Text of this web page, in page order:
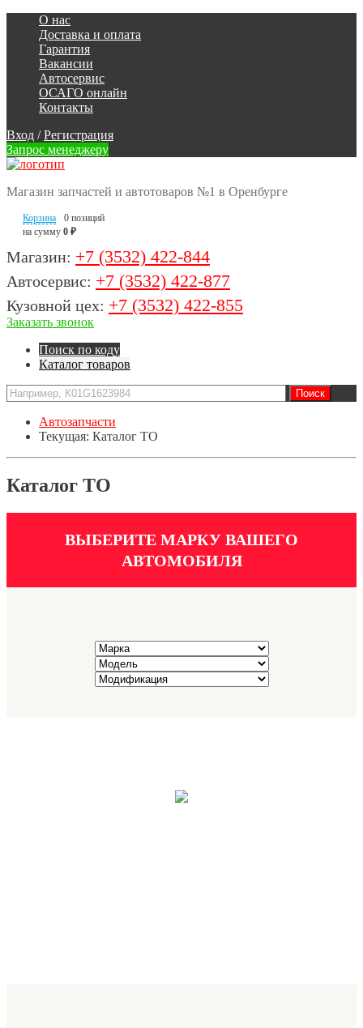
О нас
Доставка и оплата
Гарантия
Вакансии
Автосервис
ОСАГО онлайн
Контакты
Вход / Регистрация
Запрос менеджеру
Магазин запчастей и автотоваров №1 в Оренбурге
Корзина
0 позиций
на сумму 0 ₽
Магазин: +7 (3532) 422-844
Автосервис: +7 (3532) 422-877
Кузовной цех: +7 (3532) 422-855
Заказать звонок
Поиск по коду
Каталог товаров
Автозапчасти
Текущая: Каталог ТО
Каталог ТО
ВЫБЕРИТЕ МАРКУ ВАШЕГО
АВТОМОБИЛЯ